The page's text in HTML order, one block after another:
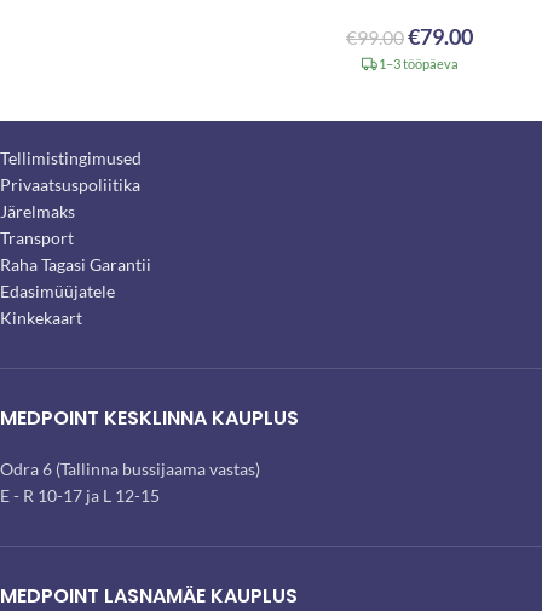
€99.00€79.00
1–3 tööpäeva
Tellimistingimused
Privaatsuspoliitika
Järelmaks
Transport
Raha Tagasi Garantii
Edasimüüjatele
Kinkekaart
MEDPOINT KESKLINNA KAUPLUS
Odra 6 (Tallinna bussijaama vastas)
E - R 10-17 ja L 12-15
MEDPOINT LASNAMÄE KAUPLUS